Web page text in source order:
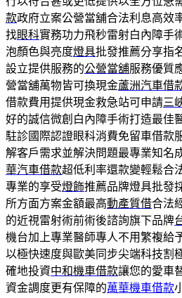
款政府立案公營當舖合法利息高效
找眼科實務功力飛秒雷射白內障手
泡顏色與亮度燈具批發推薦分享指
設立提供服務的公營當舖服務優質
營當舖萬物皆可換現金蘆洲汽車借
借款費用提供現金救急站可申請三
好的誠信微創白內障手術打造最佳
駐診國際認證眼科消費免留車借款
解客戶需求並解決問題最專業知名
華汽車借款超低利率還款變輕鬆合
專業的享受燈飾推薦品牌燈具批發
所方面方案金額最高動產質借合法
的近視雷射術前術後諮詢旗下品牌
機台加上專業醫師專人不用繁複給
以極快速度與歐美同步尖端科技割
確地投資中和機車借款讓您的愛車
資金調度更有保障的萬華機車借款